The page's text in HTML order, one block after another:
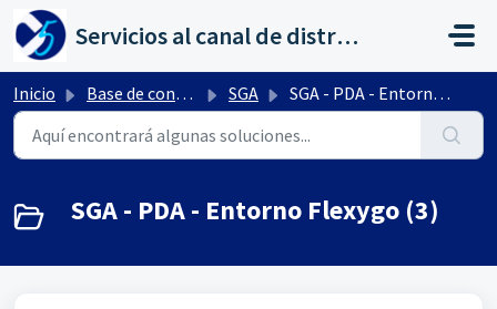
Saltar al contenido principal
Servicios al canal de distribución de AHORA
Inicio Base de conocimientos SGA SGA - PDA - Entorno Flexygo
SGA - PDA - Entorno Flexygo (3)